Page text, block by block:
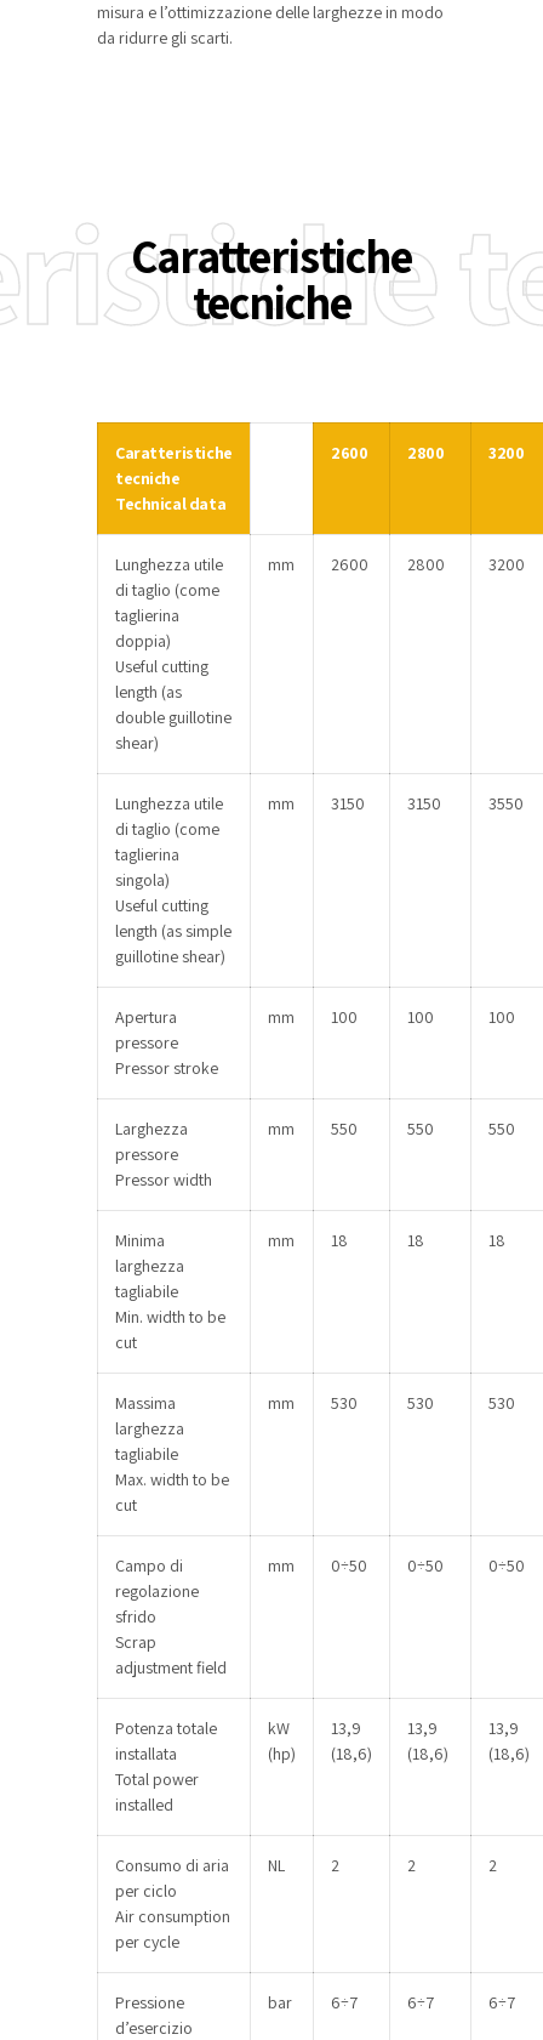
misura e l’ottimizzazione delle larghezze in modo
da ridurre gli scarti.
Caratteristiche
tecniche
Caratteristiche
tecniche
Technical data
2600 2800 3200
Lunghezza utile
di taglio (come
taglierina
doppia)
Useful cutting
length (as
double guillotine
shear)
mm 2600 2800 3200
Lunghezza utile
di taglio (come
taglierina
singola)
Useful cutting
length (as simple
guillotine shear)
mm 3150 3150 3550
Apertura
pressore
Pressor stroke
mm 100 100 100
Larghezza
pressore
Pressor width
mm 550 550 550
Minima
larghezza
tagliabile
Min. width to be
cut
mm 18 18 18
Massima
larghezza
tagliabile
Max. width to be
cut
mm 530 530 530
Campo di
regolazione
sfrido
Scrap
adjustment field
mm 0÷50 0÷50 0÷50
Potenza totale
installata
Total power
installed
kW
(hp)
13,9
(18,6)
13,9
(18,6)
13,9
(18,6)
Consumo di aria
per ciclo
Air consumption
per cycle
NL 2 2 2
Pressione
d’esercizio
bar 6÷7 6÷7 6÷7